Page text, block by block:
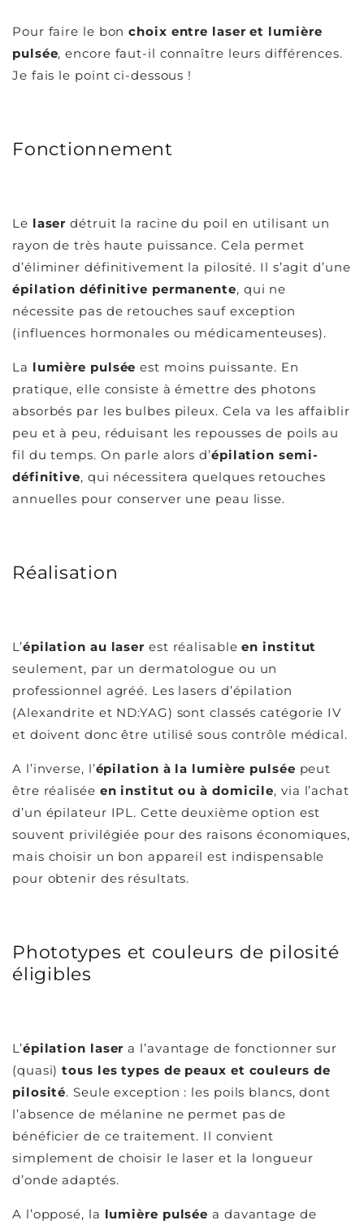
Pour faire le bonchoix entre laser et lumière
pulsée, encore faut-il connaître leurs différences.
Je fais le point ci-dessous !
Fonctionnement
Le laserdétruit la racine du poil en utilisant un
rayon de très haute puissance. Cela permet
d’éliminer définitivement la pilosité. Il s’agit d’une
épilation définitive permanente, qui ne
nécessite pas de retouches sauf exception
(influences hormonales ou médicamenteuses).
La lumière pulsée est moins puissante. En
pratique, elle consiste à émettre des photons
absorbés par les bulbes pileux. Cela va les affaiblir
peu et à peu, réduisant les repousses de poils au
fil du temps. On parle alors d’épilation semi-
définitive, qui nécessitera quelques retouches
annuelles pour conserver une peau lisse.
Réalisation
L’épilation au laser est réalisableen institut
seulement, par un dermatologue ou un
professionnel agréé. Les lasers d’épilation
(Alexandrite et ND:YAG) sont classés catégorie IV
et doivent donc être utilisé sous contrôle médical.
A l’inverse, l’épilation à la lumière pulsée peut
être réalisée en institut ou à domicile, via l’achat
d’un épilateur IPL. Cette deuxième option est
souvent privilégiée pour des raisons économiques,
mais choisir un bon appareil est indispensable
pour obtenir des résultats.
Phototypes et couleurs de pilosité
éligibles
L’épilation lasera l’avantage de fonctionner sur
(quasi)tous les types de peaux et couleurs de
pilosité. Seule exception : les poils blancs, dont
l’absence de mélanine ne permet pas de
bénéficier de ce traitement. Il convient
simplement de choisir le laser et la longueur
d’onde adaptés.
A l’opposé, la lumière pulsée a davantage de